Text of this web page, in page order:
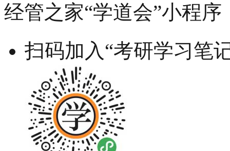
经管之家“学道会”小程序
扫码加入“考研学习笔